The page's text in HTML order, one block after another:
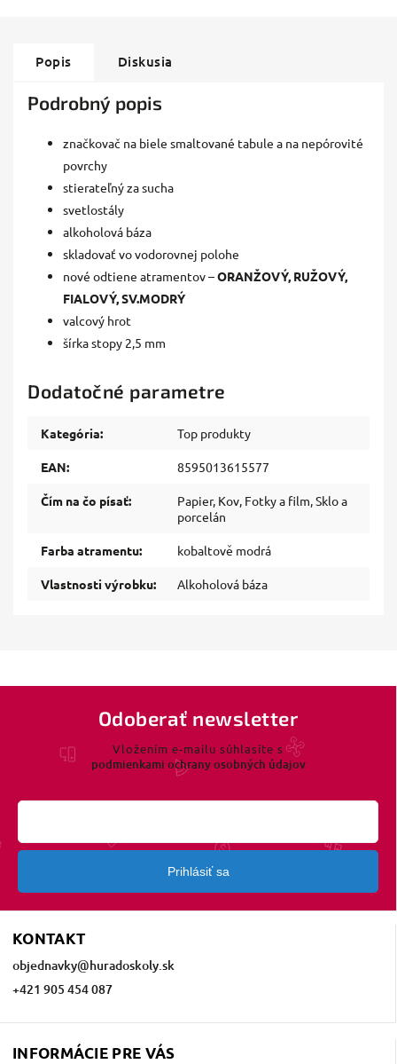
Popis Diskusia
Podrobný popis
značkovač na biele smaltované tabule a na nepórovité
povrchy
stierateľný za sucha
svetlostály
alkoholová báza
skladovať vo vodorovnej polohe
nové odtiene atramentov –ORANŽOVÝ, RUŽOVÝ,
FIALOVÝ, SV.MODRÝ
valcový hrot
šírka stopy 2,5 mm
Dodatočné parametre
Kategória: Top produkty
EAN: 8595013615577
Čím na čo písať:
Papier, Kov, Fotky a film, Sklo a
porcelán
Farba atramentu: kobaltově modrá
Vlastnosti výrobku: Alkoholová báza
KONTAKT
objednavky@huradoskoly.sk
+421 905 454 087
INFORMÁCIE PRE VÁS
Odoberať newsletter
Vložením e-mailu súhlasíte s
podmienkami ochrany osobných údajov
Prihlásiť sa